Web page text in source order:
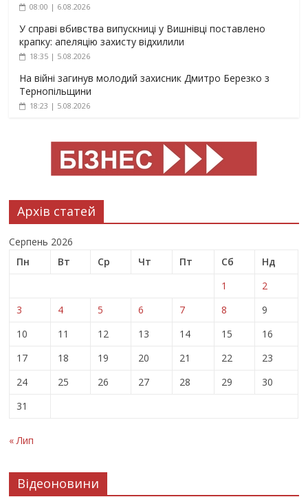
08:00 | 6.08.2026
У справі вбивства випускниці у Вишнівці поставлено
крапку: апеляцію захисту відхилили
18:35 | 5.08.2026
На війні загинув молодий захисник Дмитро Березко з
Тернопільщини
18:23 | 5.08.2026
Архів статей
Серпень 2026
Пн
Вт Ср Чт Пт Сб
Нд
1
2
3
4 5 6 7 8
9
10
11 12 13 14 15
16
17
18 19 20 21 22
23
24
25 26 27 28 29
30
31
« Лип
Відеоновини